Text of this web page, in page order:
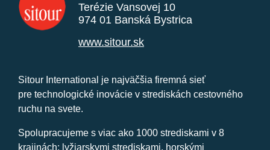
Terézie Vansovej 10
974 01 Banská Bystrica
www.sitour.sk
Sitour International je najväčšia firemná sieť
pre technologické inovácie v strediskách cestovného
ruchu na svete.
Spolupracujeme s viac ako 1000 strediskami v 8
krajinách: lyžiarskymi strediskami, horskými